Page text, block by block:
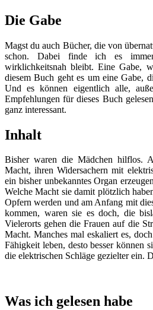
Die Gabe
Magst du auch Bücher, die von
schon. Dabei finde ich es
wirklichkeitsnah bleibt. Eine Gabe,
diesem Buch geht es um eine Gabe,
Und es können eigentlich alle,
Empfehlungen für dieses Buch
ganz interessant.
Inhalt
Bisher waren die Mädchen hilflos.
Macht, ihren Widersachern mit
ein bisher unbekanntes Organ
Welche Macht sie damit plötzlich
Opfern werden und am Anfang mit
kommen, waren sie es doch, die
Vielerorts gehen die Frauen auf die
Macht. Manches mal eskaliert es,
Fähigkeit leben, desto besser können
die elektrischen Schläge gezielter ein.
Was ich gelesen habe